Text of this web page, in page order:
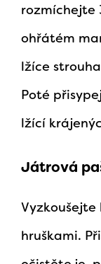
rozmíchejte
ohřátém
lžíce
Poté
lžící
Játrová
hruškami.